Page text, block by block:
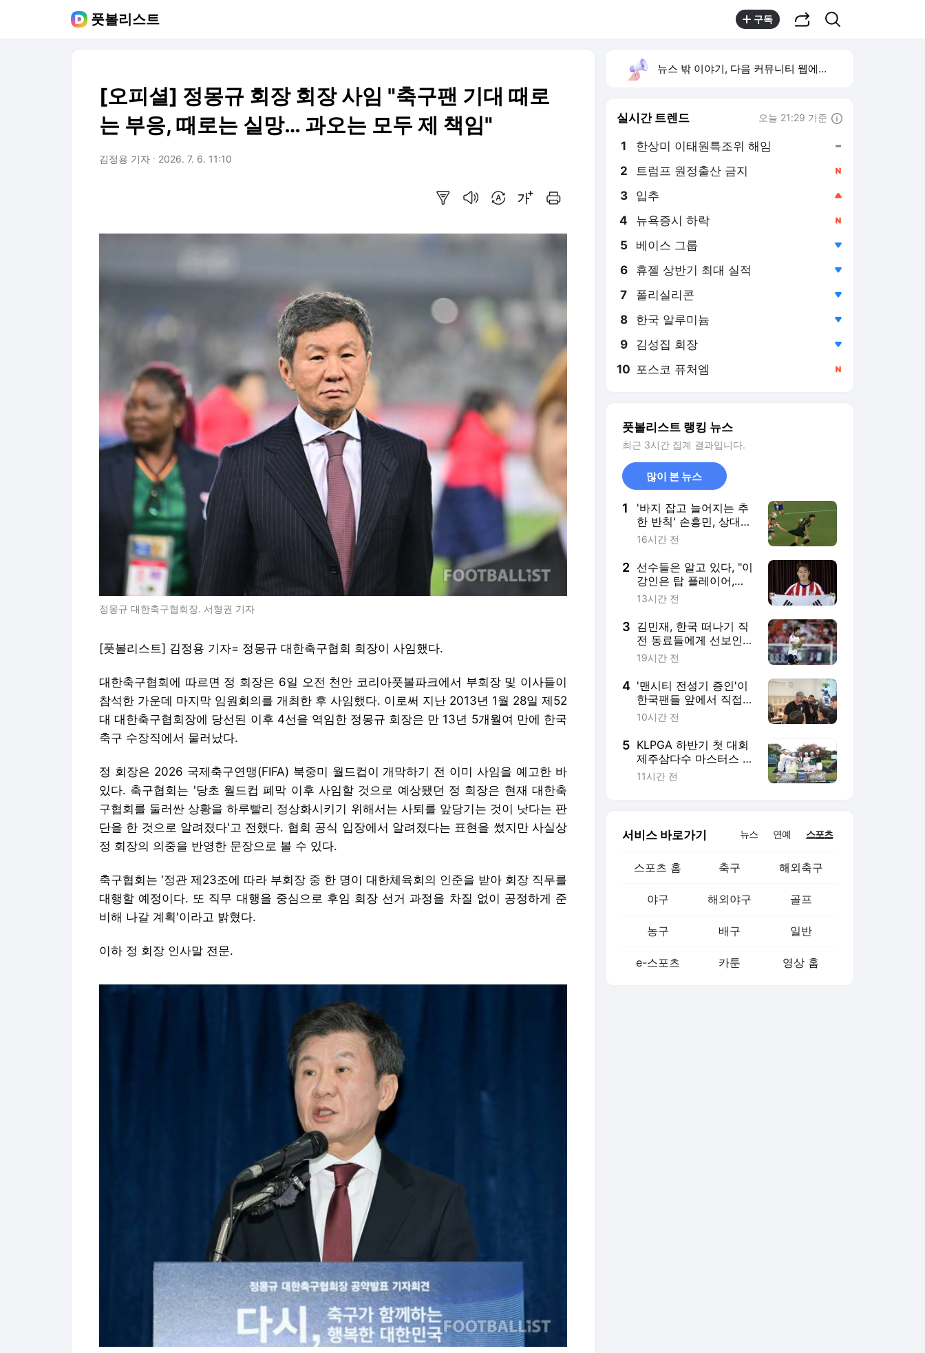
풋볼리스트 구독
[오피셜] 정몽규 회장 회장 사임 "축구팬 기대 때로
는 부응, 때로는 실망… 과오는 모두 제 책임"
김정용 기자 2026. 7. 6. 11:10
정몽규 대한축구협회장. 서형권 기자
[풋볼리스트] 김정용 기자= 정몽규 대한축구협회 회장이 사임했다.
대한축구협회에 따르면 정 회장은 6일 오전 천안 코리아풋볼파크에서 부회장 및 이사들이
참석한 가운데 마지막 임원회의를 개최한 후 사임했다. 이로써 지난 2013년 1월 28일 제52
대 대한축구협회장에 당선된 이후 4선을 역임한 정몽규 회장은 만 13년 5개월여 만에 한국
축구 수장직에서 물러났다.
정 회장은 2026 국제축구연맹(FIFA) 북중미 월드컵이 개막하기 전 이미 사임을 예고한 바
있다. 축구협회는 '당초 월드컵 폐막 이후 사임할 것으로 예상됐던 정 회장은 현재 대한축
구협회를 둘러싼 상황을 하루빨리 정상화시키기 위해서는 사퇴를 앞당기는 것이 낫다는 판
단을 한 것으로 알려졌다'고 전했다. 협회 공식 입장에서 알려졌다는 표현을 썼지만 사실상
정 회장의 의중을 반영한 문장으로 볼 수 있다.
축구협회는 '정관 제23조에 따라 부회장 중 한 명이 대한체육회의 인준을 받아 회장 직무를
대행할 예정이다. 또 직무 대행을 중심으로 후임 회장 선거 과정을 차질 없이 공정하게 준
비해 나갈 계획'이라고 밝혔다.
이하 정 회장 인사말 전문.
뉴스 밖 이야기, 다음 커뮤니티 웹에서 보기
실시간 트렌드 오늘 21:29 기준
1 한상미 이태원특조위 해임
2 트럼프 원정출산 금지
3 입추
4 뉴욕증시 하락
5 베이스 그룹
6 휴젤 상반기 최대 실적
7 폴리실리콘
8 한국 알루미늄
9 김성집 회장
10 포스코 퓨처엠
풋볼리스트 랭킹 뉴스
최근 3시간 집계 결과입니다.
많이 본 뉴스
1
'바지 잡고 늘어지는 추
한 반칙' 손흥민, 상대
집중 견제에 5경기 연속
16시간 전
2 선수들은 알고 있다, "이
강인은 탑 플레이어,
PSG서 출전시간 더 줬
13시간 전
3 김민재, 한국 떠나기 직
전 동료들에게 선보인
한국음식 "오늘밤은 치
19시간 전
4 '맨시티 전성기 증인'이
한국팬들 앞에서 직접
밝힌 비하인드 "제일 좋
10시간 전
5 KLPGA 하반기 첫 대회
제주삼다수 마스터스 개
막…고지원 출격
11시간 전
서비스 바로가기 뉴스 연예 스포츠
스포츠 홈 축구 해외축구
야구 해외야구 골프
농구 배구 일반
e-스포츠 카툰 영상 홈